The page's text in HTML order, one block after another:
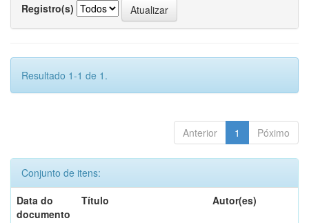
Registro(s)
Resultado 1-1 de 1.
Anterior 1 Póximo
Conjunto de itens:
Data do
documento
Título Autor(es)